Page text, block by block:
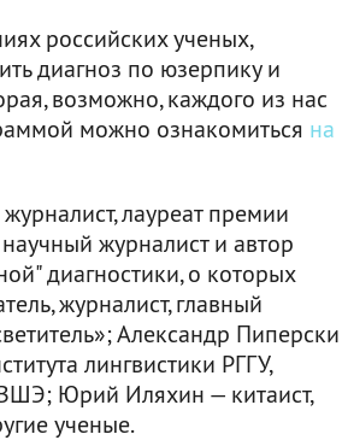
российских ученых,
диагноз по юзерпику и
возможно, каждого из нас
можно ознакомиться на
лауреат премии
журналист и автор
диагностики, о которых
журналист, главный
Александр Пиперски
лингвистики РГГУ,
Юрий Иляхин — китаист,
ученые.